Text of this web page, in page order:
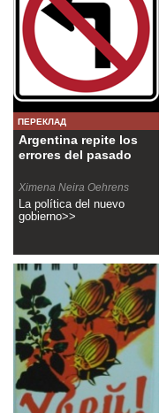
ПЕРЕКЛАД
Argentina repite los
errores del pasado
Ximena Neira Oehrens
La política del nuevo
gobierno>>